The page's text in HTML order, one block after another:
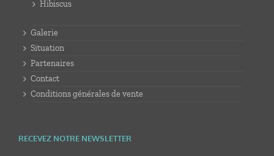
Hibiscus
Galerie
Situation
Partenaires
Contact
Conditions générales de vente
RECEVEZ NOTRE NEWSLETTER